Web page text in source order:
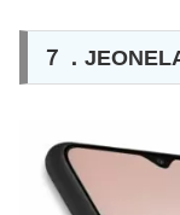
７．